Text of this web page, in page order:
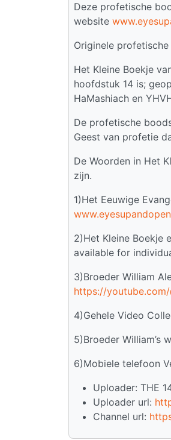
Deze profetische
website
Originele
Het Kleine Boekje
hoofdstuk 14 is;
HaMashiach en
De profetische
Geest van profetie
De Woorden in Het
zijn.
1)Het Eeuwige
2)Het Kleine Boekje
available for
3)Broeder William
https://
4)Gehele Video
5)Broeder William’s
6)Mobiele telefoon
Uploader: THE
Uploader url:
Channel url: